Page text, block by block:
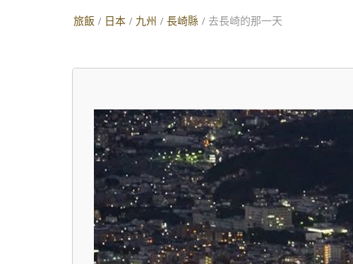
旅飯 / 日本 / 九州 / 長崎縣 / 去長崎的那一天